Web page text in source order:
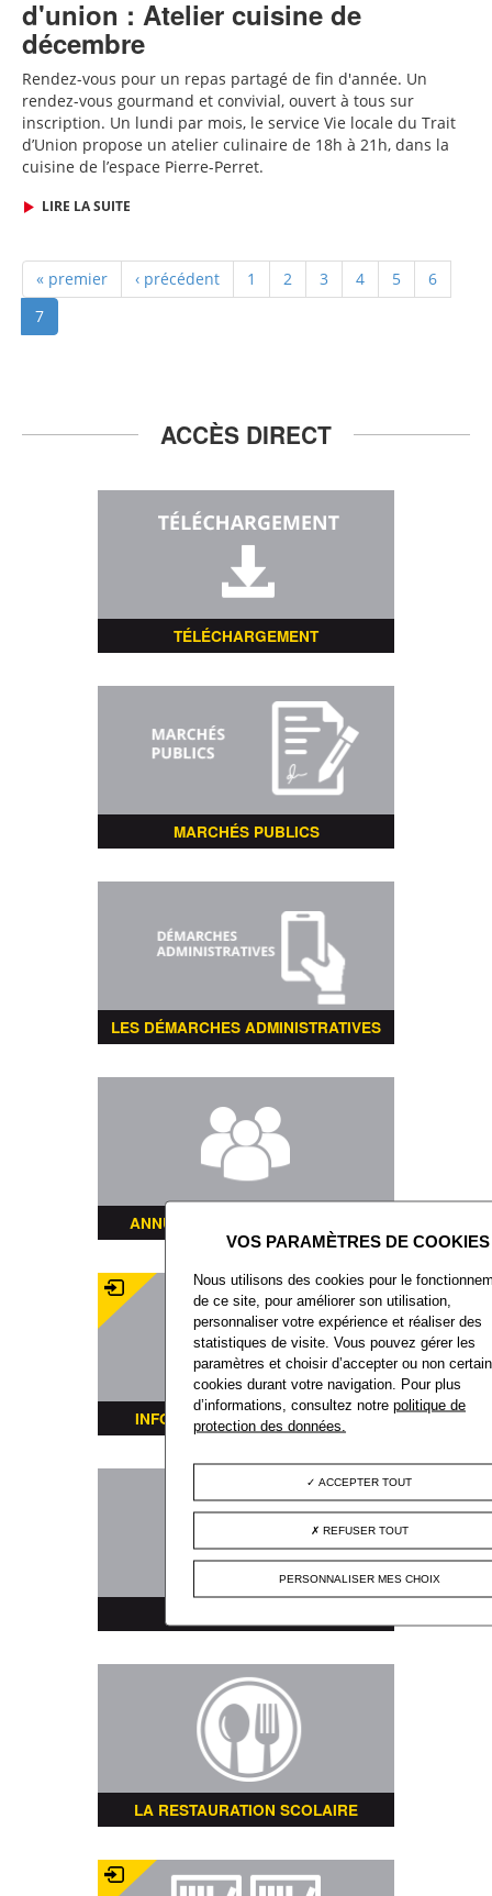
d'union : Atelier cuisine de
décembre
Rendez-vous pour un repas partagé de fin d'année. Un
rendez-vous gourmand et convivial, ouvert à tous sur
inscription. Un lundi par mois, le service Vie locale du Trait
d’Union propose un atelier culinaire de 18h à 21h, dans la
cuisine de l’espace Pierre-Perret.
LIRE LA SUITE
« premier ‹ précédent 1 2 3 4 5
6
7
ACCÈS DIRECT
TÉLÉCHARGEMENT
MARCHÉS PUBLICS
LES DÉMARCHES ADMINISTRATIVES
ANNUAIRE DES ASSOCIATIONS
INFORMATIONS TRANSPORTS
LA RESTAURATION SCOLAIRE
Nous utilisons des cookies pour le
de ce site, pour améliorer son utilisation,
personnaliser votre expérience et réaliser des
statistiques de visite. Vous pouvez gérer les
paramètres et choisir d’accepter ou non
cookies durant votre navigation. Pour plus
d’informations, consultez notrepolitique de
protection des données.
ACCEPTER TOUT
REFUSER TOUT
PERSONNALISER MES CHOIX